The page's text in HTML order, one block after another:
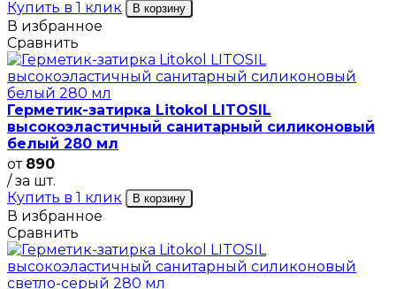
Купить в 1 клик
В корзину
В избранное
Сравнить
Герметик-затирка Litokol LITOSIL
высокоэластичный санитарный силиконовый
белый 280 мл
от 890
/ за шт.
Купить в 1 клик
В корзину
В избранное
Сравнить